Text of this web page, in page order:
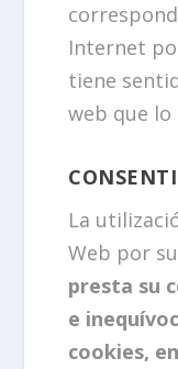
Internet
tiene
web que lo
La
Web por
presta su
e
cookies,